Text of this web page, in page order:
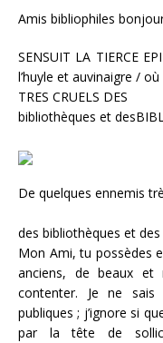
Amis bibliophiles
SENSUIT LA TIERCE
l’huyle et auvinaigre /
TRES CRUELS DES
bibliothèques et
De quelques ennemis
des bibliothèques et
Mon Ami, tu possèdes
anciens, de beaux et
contenter. Je ne
publiques ; j’ignore si
par la tête de